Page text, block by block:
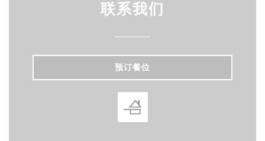
联系我们
预订餐位